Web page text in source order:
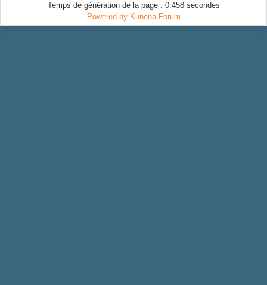
Temps de génération de la page : 0.458 secondes
Powered by Kunena Forum